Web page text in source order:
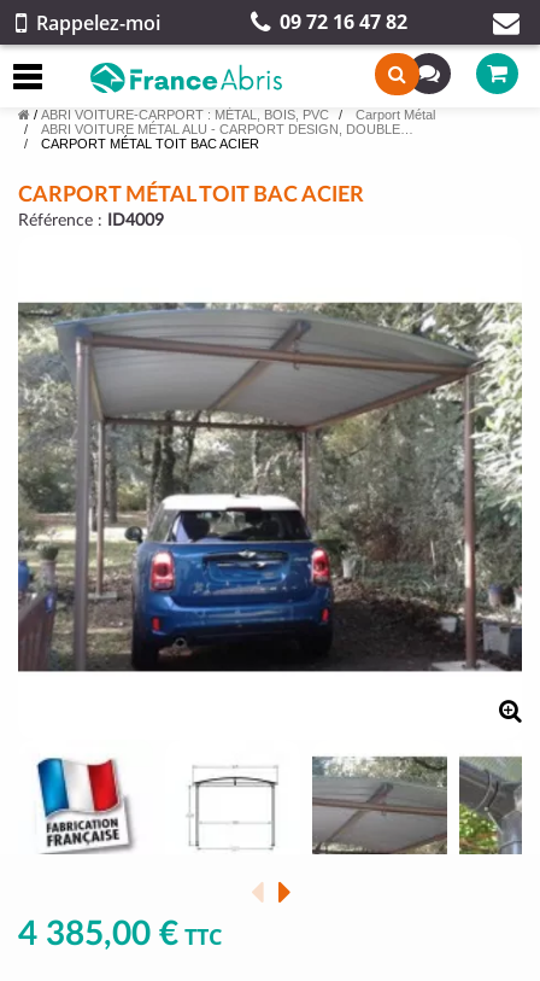
Rappelez-moi 09 72 16 47 82
/ ABRI VOITURE-CARPORT : MÉTAL, BOIS, PVC
Carport Métal
ABRI VOITURE MÉTAL ALU - CARPORT DESIGN, DOUBLE…
CARPORT MÉTAL TOIT BAC ACIER
CARPORT MÉTAL TOIT BAC ACIER
Référence : ID4009
4 385,00 € TTC